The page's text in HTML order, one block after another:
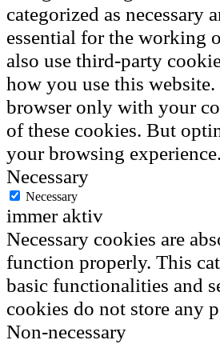
categorized as necessary
essential for the working
also use third-party
how you use this
browser only with your
of these cookies. But
your browsing experience.
Necessary
Necessary
immer aktiv
Necessary cookies are
function properly. This
basic functionalities and
cookies do not store any
Non-necessary